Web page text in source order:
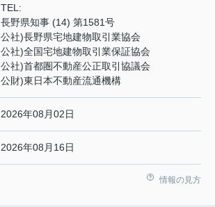
TEL:
長野県知事 (14) 第1581号
公社)長野県宅地建物取引業協会
公社)全国宅地建物取引業保証協会
公社)首都圏不動産公正取引協議会
公財)東日本不動産流通機構
2026年08月02日
2026年08月16日
情報の見方